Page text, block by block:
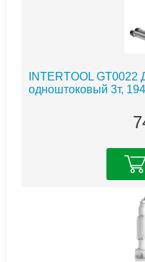
INTERTOOL GT0022
одноштоковый 3т,